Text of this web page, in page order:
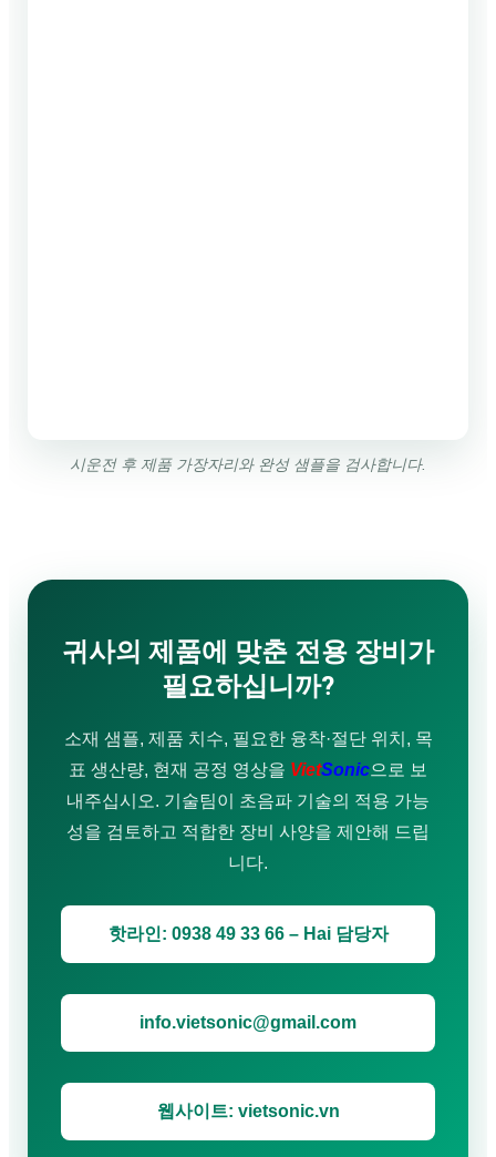
시운전 후 제품 가장자리와 완성 샘플을 검사합니다.
귀사의 제품에 맞춘 전용 장비가
필요하십니까?
소재 샘플, 제품 치수, 필요한 융착·절단 위치, 목
표 생산량, 현재 공정 영상을 VietSonic으로 보
내주십시오. 기술팀이 초음파 기술의 적용 가능
성을 검토하고 적합한 장비 사양을 제안해 드립
니다.
핫라인: 0938 49 33 66 – Hai 담당자
info.vietsonic@gmail.com
웹사이트: vietsonic.vn